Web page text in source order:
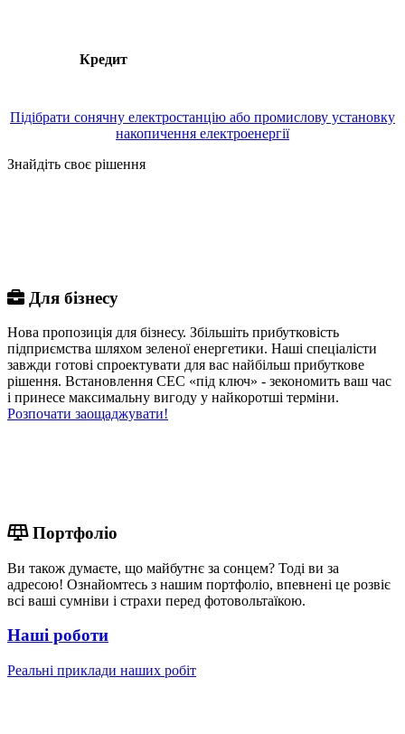
Кредит
Підібрати сонячну електростанцію або промислову установку
накопичення електроенергії
Знайдіть своє рішення
Для бізнесу
Нова пропозиція для бізнесу. Збільшіть прибутковість
підприємства шляхом зеленої енергетики. Наші спеціалісти
завжди готові спроектувати для вас найбільш прибуткове
рішення. Встановлення СЕС «під ключ» - зекономить ваш час
і принесе максимальну вигоду у найкоротші терміни.
Розпочати заощаджувати!
Портфоліо
Ви також думаєте, що майбутнє за сонцем? Тоді ви за
адресою! Ознайомтесь з нашим портфоліо, впевнені це розвіє
всі ваші сумніви і страхи перед фотовольтаїкою.
Наші роботи
Реальні приклади наших робіт